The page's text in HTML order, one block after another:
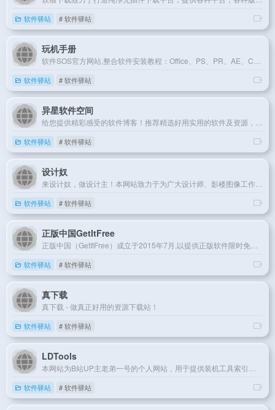
软件驿站 # 软件驿站
玩机手册
软件驿站 # 软件驿站
异星软件空间
软件驿站 # 软件驿站
设计奴
软件驿站 # 软件驿站
正版中国GetItFree
软件驿站 # 软件驿站
真下载
真下载 - 做真正好用的资源下载站！
软件驿站 # 软件驿站
LDTools
软件驿站 # 软件驿站